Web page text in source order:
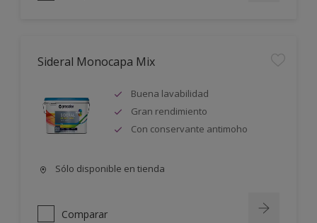
Sideral Monocapa Mix
Buena lavabilidad
Gran rendimiento
Con conservante antimoho
Sólo disponible en tienda
Comparar